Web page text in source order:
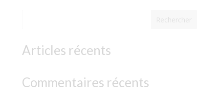
Rechercher
Articles récents
Commentaires récents